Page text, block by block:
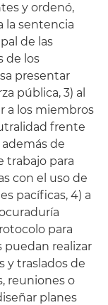
y ordenó,
la sentencia
de las
de los
presentar
pública, 3) al
a los miembros
frente
de
trabajo para
con el uso de
pacíficas, 4) a
para
puedan realizar
y traslados de
reuniones o
planes